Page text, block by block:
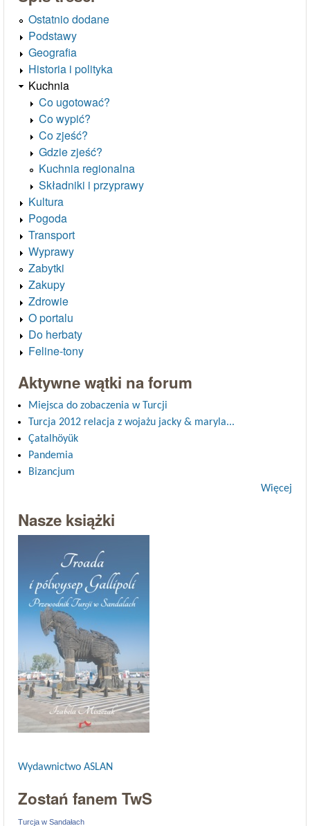
Ostatnio dodane
Podstawy
Geografia
Historia i polityka
Kuchnia
Co ugotować?
Co wypić?
Co zjeść?
Gdzie zjeść?
Kuchnia regionalna
Składniki i przyprawy
Kultura
Pogoda
Transport
Wyprawy
Zabytki
Zakupy
Zdrowie
O portalu
Do herbaty
Feline-tony
Aktywne wątki na forum
Miejsca do zobaczenia w Turcji
Turcja 2012 relacja z wojażu jacky & maryla...
Çatalhöyük
Pandemia
Bizancjum
Więcej
Nasze książki
Wydawnictwo ASLAN
Zostań fanem TwS
Turcja w Sandałach